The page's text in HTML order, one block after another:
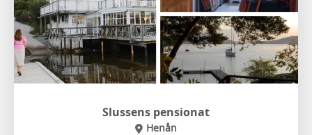
Slussens pensionat
Henån